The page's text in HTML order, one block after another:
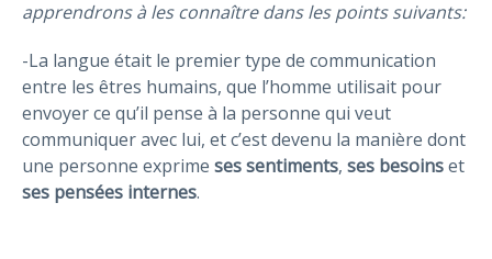
apprendrons à les connaître dans les points suivants:
-La langue était le premier type de communication
entre les êtres humains, que l’homme utilisait pour
envoyer ce qu’il pense à la personne qui veut
communiquer avec lui, et c’est devenu la manière dont
une personne exprime ses sentiments, ses besoinset
ses pensées internes.